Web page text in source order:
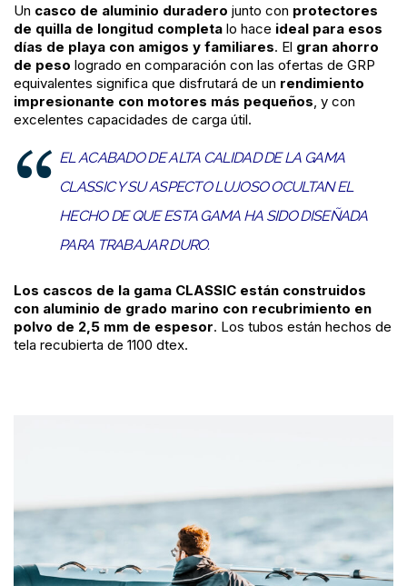
Un casco de aluminio duradero junto con protectores
de quilla de longitud completa lo hace ideal para esos
días de playa con amigos y familiares. El gran ahorro
de peso logrado en comparación con las ofertas de GRP
equivalentes significa que disfrutará de un rendimiento
impresionante con motores más pequeños , y con
excelentes capacidades de carga útil.
EL ACABADO DE ALTA CALIDAD DE LA GAMA
CLASSIC Y SU ASPECTO LUJOSO OCULTAN EL
HECHO DE QUE ESTA GAMA HA SIDO DISEÑADA
PARA TRABAJAR DURO.
Los cascos de la gama CLASSIC están construidos
con aluminio de grado marino con recubrimiento en
polvo de 2,5 mm de espesor. Los tubos están hechos de
tela recubierta de 1100 dtex.